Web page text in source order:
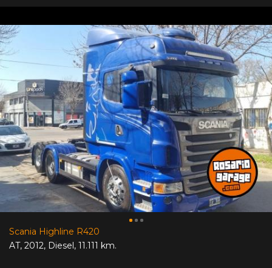
Scania Highline R420
AT, 2012, Diesel, 11.111 km.